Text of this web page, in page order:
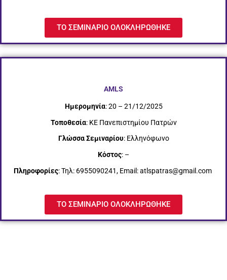
ΤΟ ΣΕΜΙΝΑΡΙΟ ΟΛΟΚΛΗΡΩΘΗΚΕ
AMLS
Ημερομηνία: 20 – 21/12/2025
Τοποθεσία: ΚΕ Πανεπιστημίου Πατρών
Γλώσσα Σεμιναρίου: Ελληνόφωνο
Κόστος: –
Πληροφορίες: Τηλ: 6955090241, Email: atlspatras@gmail.com
ΤΟ ΣΕΜΙΝΑΡΙΟ ΟΛΟΚΛΗΡΩΘΗΚΕ